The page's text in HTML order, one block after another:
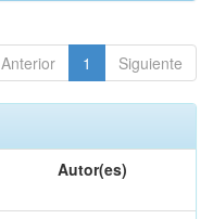
Anterior 1 Siguiente
Autor(es)